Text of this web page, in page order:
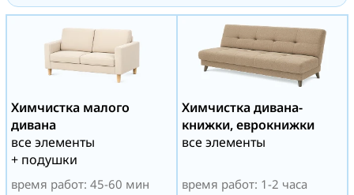
Химчистка малого
дивана
все элементы
+ подушки
время работ: 45-60 мин
Химчистка дивана-
книжки, еврокнижки
все элементы
время работ: 1-2 часа